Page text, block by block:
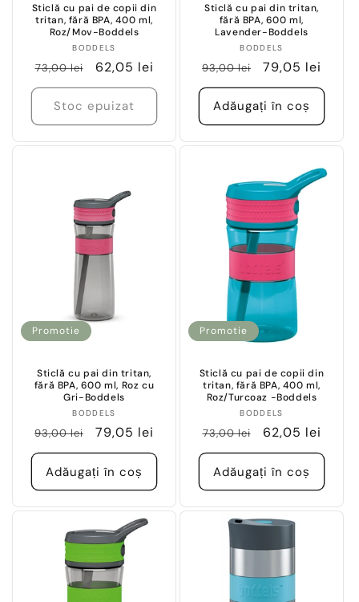
Sticlă cu pai de copii din
tritan, fără BPA, 400 ml,
Roz/Mov-Boddels
Vânzător:
BODDELS
Preț
obișnuit
73,00 lei
Preț
redus
62,05 lei
Stoc epuizat
Sticlă cu pai din tritan,
fără BPA, 600 ml,
Lavender-Boddels
Vânzător:
BODDELS
Preț
obișnuit
93,00 lei
Preț
redus
79,05 lei
Adăugați în coș
Promotie
Sticlă cu pai din tritan,
fără BPA, 600 ml, Roz cu
Gri-Boddels
Vânzător:
BODDELS
Preț
obișnuit
93,00 lei
Preț
redus
79,05 lei
Adăugați în coș
Promotie
Sticlă cu pai de copii din
tritan, fără BPA, 400 ml,
Roz/Turcoaz -Boddels
Vânzător:
BODDELS
Preț
obișnuit
73,00 lei
Preț
redus
62,05 lei
Adăugați în coș